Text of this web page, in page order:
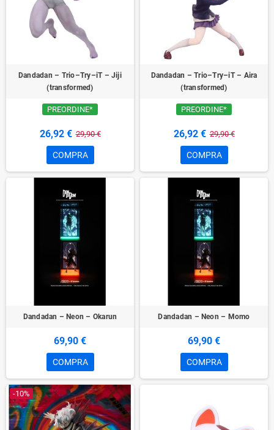
Dandadan – Trio–Try–iT – Jiji
(transformed)
PREORDINE*
26,92 € 29,90 €
COMPRA
Dandadan – Trio–Try–iT – Aira
(transformed)
PREORDINE*
26,92 € 29,90 €
COMPRA
Dandadan – Neon – Okarun
69,90 €
COMPRA
Dandadan – Neon – Momo
69,90 €
COMPRA
-10%